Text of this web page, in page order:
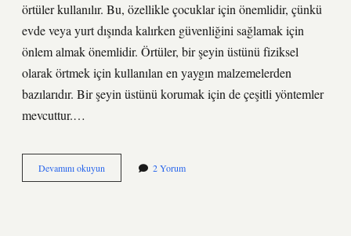
örtüler kullanılır. Bu, özellikle çocuklar için önemlidir, çünkü
evde veya yurt dışında kalırken güvenliğini sağlamak için
önlem almak önemlidir. Örtüler, bir şeyin üstünü fiziksel
olarak örtmek için kullanılan en yaygın malzemelerden
bazılarıdır. Bir şeyin üstünü korumak için de çeşitli yöntemler
mevcuttur.…
Devamını okuyun
şeyin
2 Yorum